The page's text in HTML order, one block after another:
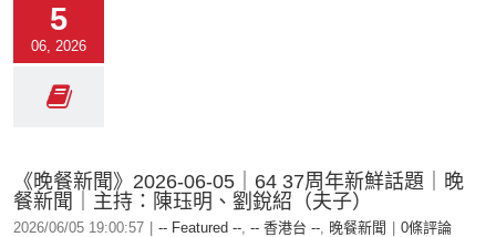
5
06, 2026
《晚餐新聞》2026-06-05｜64 37周年新鮮話題｜晚
餐新聞｜主持：陳珏明、劉銳紹（夫子）
2026/06/05 19:00:57 -- Featured --, -- 香港台 --, 晚餐新聞 0條評論